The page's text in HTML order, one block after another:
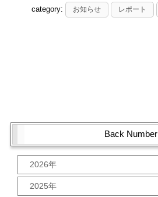
category: お知らせ レポート
Back Number
2026年
1月 (1)
2025年